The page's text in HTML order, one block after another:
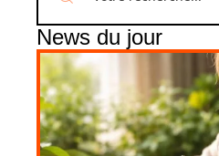
News du jour